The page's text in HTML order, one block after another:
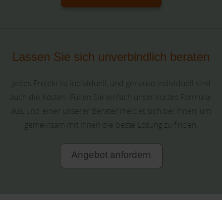
Lassen Sie sich unverbindlich beraten
Jedes Projekt ist individuell, und genauso individuell sind
auch die Kosten. Füllen Sie einfach unser kurzes Formular
aus, und einer unserer Berater meldet sich bei Ihnen, um
gemeinsam mit Ihnen die beste Lösung zu finden.
Angebot anfordern